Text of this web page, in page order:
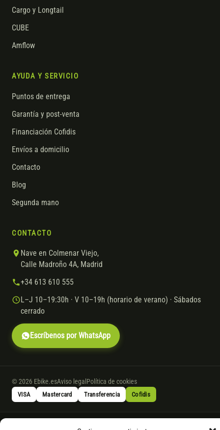
Cargo y Longtail
CUBE
Amflow
AYUDA Y SERVICIO
Puntos de entrega
Garantía y post-venta
Financiación Cofidis
Envíos a domicilio
Contacto
Blog
Segunda mano
CONTACTO
Nave en Colmenar Viejo,
Calle Madroño 4A, Madrid
+34 613 610 555
L–J 10–19:30h · V 10–19h (horario de verano) · Sábados
cerrado
Escríbenos por WhatsApp
© 2026 Ebike.esAviso legal Política de cookies
VISA Mastercard Transferencia Cofidis